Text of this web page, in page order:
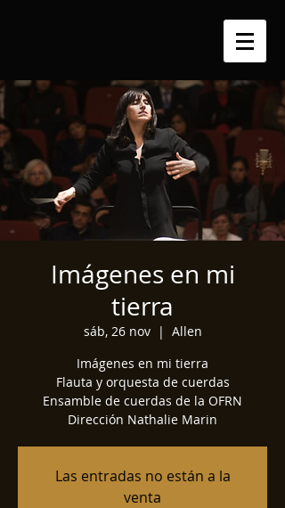
Imágenes en mi
tierra
sáb, 26 nov
  |
Allen
Imágenes en mi tierra
Flauta y orquesta de cuerdas
Ensamble de cuerdas de la OFRN
Dirección Nathalie Marin
Las entradas no están a la
venta